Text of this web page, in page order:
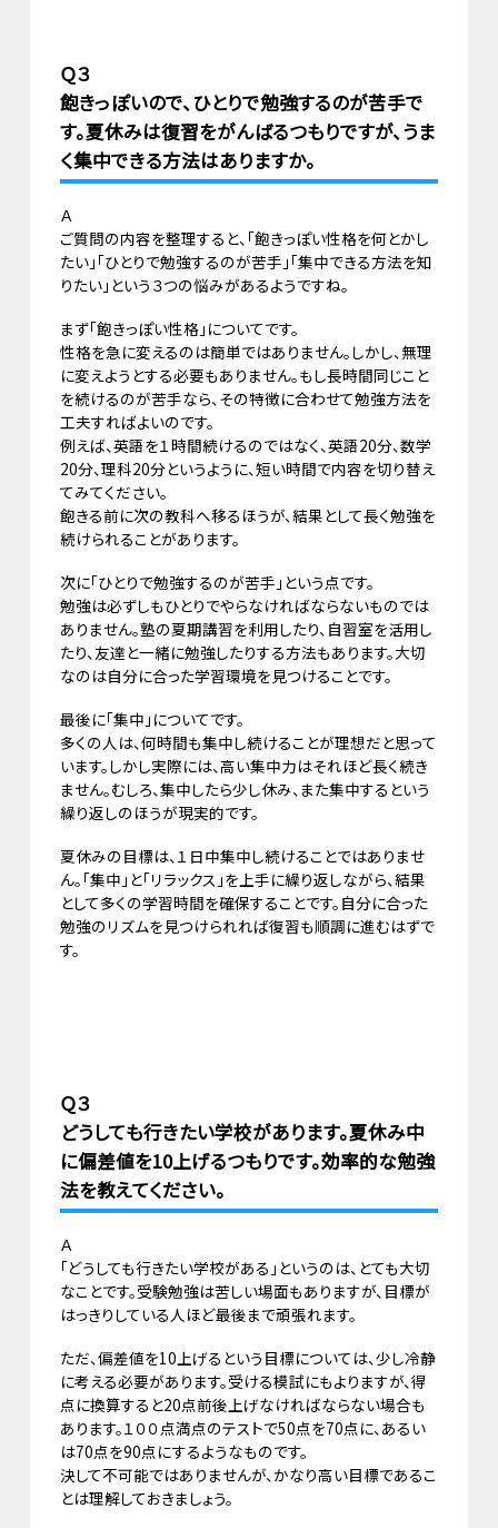
Ｑ３
飽きっぽいので、ひとりで勉強するのが苦手で
す。夏休みは復習をがんばるつもりですが、うま
く集中できる方法はありますか。
Ａ
ご質問の内容を整理すると、「飽きっぽい性格を何とかし
たい」「ひとりで勉強するのが苦手」「集中できる方法を知
りたい」という３つの悩みがあるようですね。
まず「飽きっぽい性格」についてです。
性格を急に変えるのは簡単ではありません。しかし、無理
に変えようとする必要もありません。もし長時間同じこと
を続けるのが苦手なら、その特徴に合わせて勉強方法を
工夫すればよいのです。
例えば、英語を１時間続けるのではなく、英語20分、数学
20分、理科20分というように、短い時間で内容を切り替え
てみてください。
飽きる前に次の教科へ移るほうが、結果として長く勉強を
続けられることがあります。
次に「ひとりで勉強するのが苦手」という点です。
勉強は必ずしもひとりでやらなければならないものでは
ありません。塾の夏期講習を利用したり、自習室を活用し
たり、友達と一緒に勉強したりする方法もあります。大切
なのは自分に合った学習環境を見つけることです。
最後に「集中」についてです。
多くの人は、何時間も集中し続けることが理想だと思って
います。しかし実際には、高い集中力はそれほど長く続き
ません。むしろ、集中したら少し休み、また集中するという
繰り返しのほうが現実的です。
夏休みの目標は、１日中集中し続けることではありませ
ん。「集中」と「リラックス」を上手に繰り返しながら、結果
として多くの学習時間を確保することです。自分に合った
勉強のリズムを見つけられれば復習も順調に進むはずで
す。
Ｑ３
どうしても行きたい学校があります。夏休み中
に偏差値を10上げるつもりです。効率的な勉強
法を教えてください。
Ａ
「どうしても行きたい学校がある」というのは、とても大切
なことです。受験勉強は苦しい場面もありますが、目標が
はっきりしている人ほど最後まで頑張れます。
ただ、偏差値を10上げるという目標については、少し冷静
に考える必要があります。受ける模試にもよりますが、得
点に換算すると20点前後上げなければならない場合も
あります。１００点満点のテストで50点を70点に、あるい
は70点を90点にするようなものです。
決して不可能ではありませんが、かなり高い目標であるこ
とは理解しておきましょう。